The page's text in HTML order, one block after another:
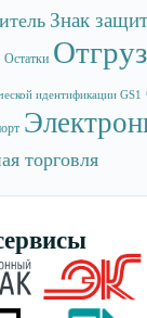
Знак
Остатки
идентификации GS1
торговля